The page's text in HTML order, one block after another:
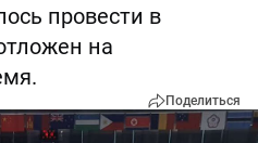
провести в
на
Поделиться